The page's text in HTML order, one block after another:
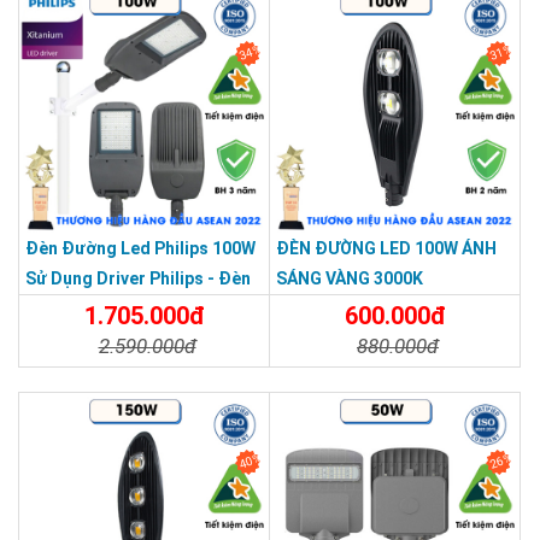
tổng thể.
Bạn nên chọn driver chính hãng khi lắp chođèn đường LEDvì
đây là bộ phận dễ hỏng nhất nếu chất lượng kém.
Chỉ số IP65 – chịu mưa gió ngoài trời
THƯƠNG HIỆU HÀNG ĐẦU ASEAN 2022
34%
Đèn Đường Led Philips 100W
Sử Dụng Driver Philips - Đèn
Đường Cao Áp 100W
1.705.000đ
2.590.000đ
31%
ĐÈN ĐƯỜNG LED 100W ÁNH
SÁNG VÀNG 3000K
600.000đ
880.000đ
40% 26%